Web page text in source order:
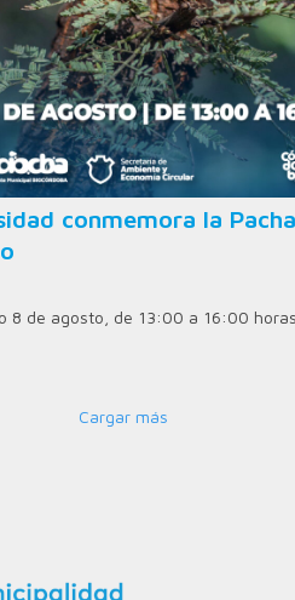
conmemora la
8 de agosto, de 13:00 a 16:00
Cargar más